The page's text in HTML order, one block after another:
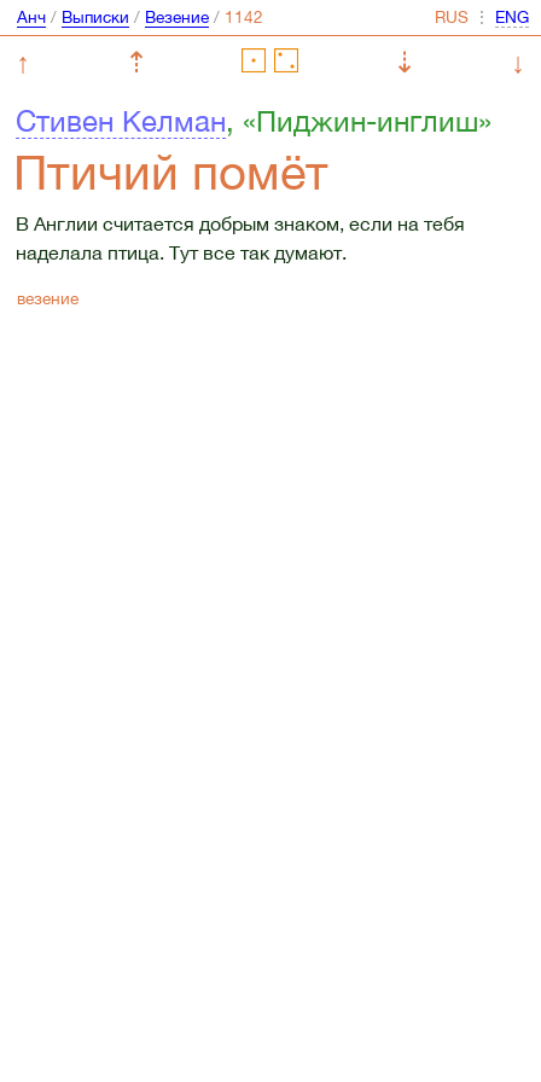
Анч/ Выписки / Везение/ ⋮
↑ ⇡ ⇣
↓
Стивен Келман, «Пиджин-инглиш»
Птичий помёт
В Англии считается добрым знаком, если на тебя
наделала птица. Тут все так думают.
везение